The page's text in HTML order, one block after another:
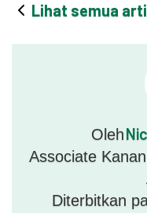
Lihat semua
Oleh
Associate
Diterbitkan